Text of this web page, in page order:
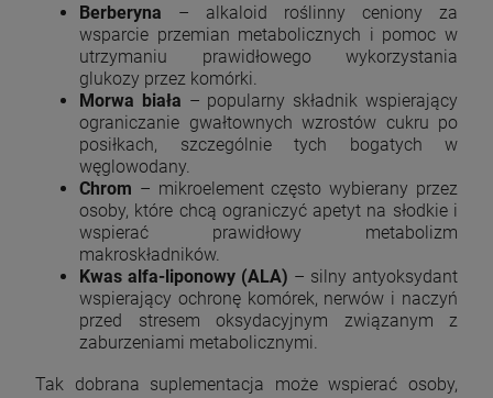
Berberyna – alkaloid roślinny ceniony za
wsparcie przemian metabolicznych i pomoc w
utrzymaniu prawidłowego wykorzystania
glukozy przez komórki.
Morwa biała – popularny składnik wspierający
ograniczanie gwałtownych wzrostów cukru po
posiłkach, szczególnie tych bogatych w
węglowodany.
Chrom – mikroelement często wybierany przez
osoby, które chcą ograniczyć apetyt na słodkie i
wspierać prawidłowy metabolizm
makroskładników.
Kwas alfa-liponowy (ALA) – silny antyoksydant
wspierający ochronę komórek, nerwów i naczyń
przed stresem oksydacyjnym związanym z
zaburzeniami metabolicznymi.
Tak dobrana suplementacja może wspierać osoby,